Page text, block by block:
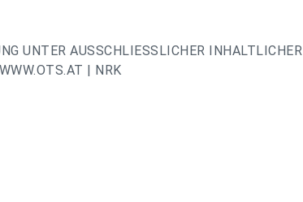
UNTER AUSSCHLIESSLICHER INHALTLICHER
| NRK